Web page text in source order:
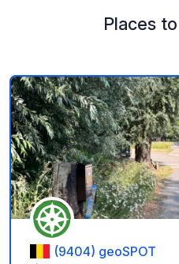
Places
(9404) geoSPOT